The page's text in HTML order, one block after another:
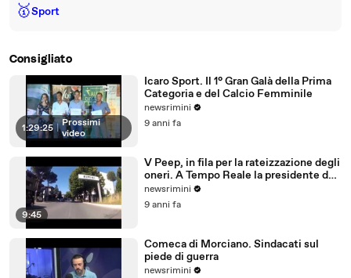
🥇Sport
Consigliato
1:29:25 | Prossimi
video
Icaro Sport. Il 1° Gran Galà della Prima
Categoria e del Calcio Femminile
newsrimini
9 anni fa
9:45
V Peep, in fila per la rateizzazione degli
oneri. A Tempo Reale la presidente del
Comitato
newsrimini
9 anni fa
Comeca di Morciano. Sindacati sul
piede di guerra
newsrimini